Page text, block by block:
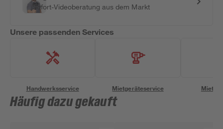
Sofort-Videoberatung aus dem Markt
Unsere passenden Services
Handwerksservice Mietgeräteservice
Häufig dazu gekauft